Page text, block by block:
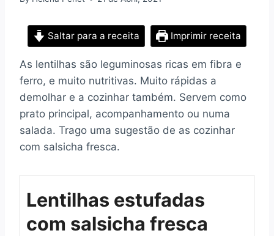
Saltar para a receita Imprimir receita
As lentilhas são leguminosas ricas em fibra e
ferro, e muito nutritivas. Muito rápidas a
demolhar e a cozinhar também. Servem como
prato principal, acompanhamento ou numa
salada. Trago uma sugestão de as cozinhar
com salsicha fresca.
Lentilhas estufadas
com salsicha fresca